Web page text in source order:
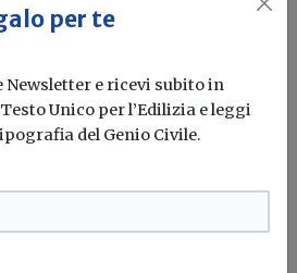
per te
e ricevi subito in
Unico per l’Edilizia e leggi
del Genio Civile.